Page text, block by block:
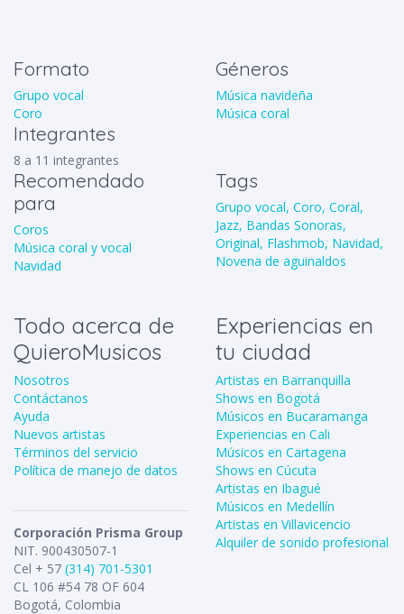
Formato
Grupo vocal
Coro
Integrantes
8 a 11 integrantes
Géneros
Música navideña
Música coral
Recomendado
para
Coros
Música coral y vocal
Navidad
Tags
Grupo vocal, Coro, Coral,
Jazz, Bandas Sonoras,
Original, Flashmob, Navidad,
Novena de aguinaldos
Todo acerca de
QuieroMusicos
Nosotros
Contáctanos
Ayuda
Nuevos artistas
Términos del servicio
Política de manejo de datos
Corporación Prisma Group
NIT. 900430507-1
Cel + 57 (314) 701-5301
CL 106 #54 78 OF 604
Bogotá, Colombia
Experiencias en
tu ciudad
Artistas en Barranquilla
Shows en Bogotá
Músicos en Bucaramanga
Experiencias en Cali
Músicos en Cartagena
Shows en Cúcuta
Artistas en Ibagué
Músicos en Medellín
Artistas en Villavicencio
Alquiler de sonido profesional